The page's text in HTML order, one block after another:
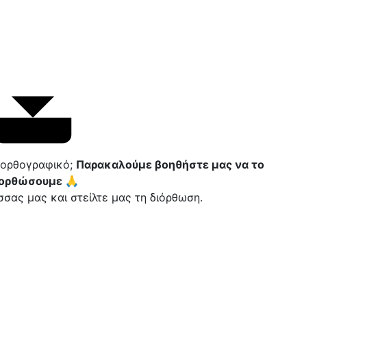
Παρακαλούμε βοηθήστε μας να το
🙏
μας και στείλτε μας τη διόρθωση.